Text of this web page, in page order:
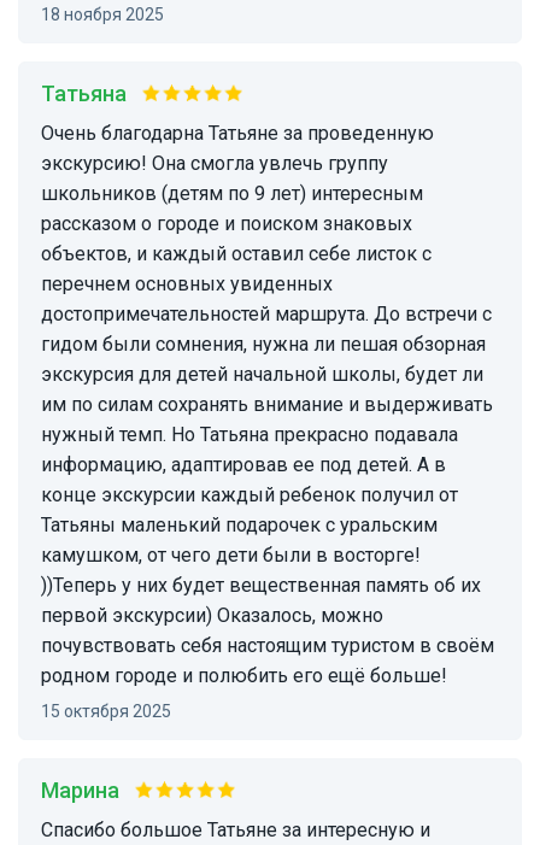
18 ноября 2025
Татьяна
Очень благодарна Татьяне за проведенную
экскурсию! Она смогла увлечь группу
школьников (детям по 9 лет) интересным
рассказом о городе и поиском знаковых
объектов, и каждый оставил себе листок с
перечнем основных увиденных
достопримечательностей маршрута. До встречи с
гидом были сомнения, нужна ли пешая обзорная
экскурсия для детей начальной школы, будет ли
им по силам сохранять внимание и выдерживать
нужный темп. Но Татьяна прекрасно подавала
информацию, адаптировав ее под детей. А в
конце экскурсии каждый ребенок получил от
Татьяны маленький подарочек с уральским
камушком, от чего дети были в восторге!
))Теперь у них будет вещественная память об их
первой экскурсии) Оказалось, можно
почувствовать себя настоящим туристом в своём
родном городе и полюбить его ещё больше!
15 октября 2025
Марина
Спасибо большое Татьяне за интересную и